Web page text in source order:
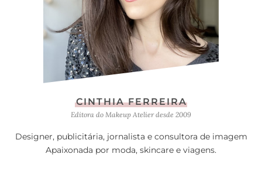
CINTHIA FERREIRA
Editora do Makeup Atelier desde 2009
Designer, publicitária, jornalista e consultora de imagem
Apaixonada por moda, skincare e viagens.